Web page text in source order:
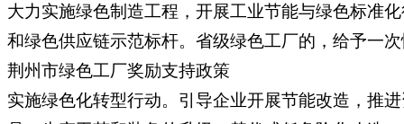
大力实施绿色制造工程，开展工业节能与绿色标准
和绿色供应链示范标杆。省级绿色工厂的，给予一
荆州市绿色工厂奖励支持政策
实施绿色化转型行动。引导企业开展节能改造，推